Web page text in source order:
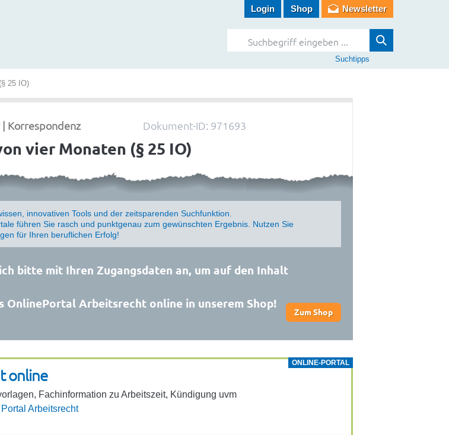
Login Shop Newsletter
Suchtipps
25 IO)
Dokument-ID: 971693
Korrespondenz
vier Monaten (§ 25 IO)
innovativen Tools und der zeitsparenden Suchfunktion.
führen Sie rasch und punktgenau zum gewünschten Ergebnis. Nutzen Sie
für Ihren beruflichen Erfolg!
bitte mit Ihren Zugangsdaten an, um auf den Inhalt
OnlinePortal Arbeitsrecht online in unserem Shop!
Zum Shop
ONLINE-PORTAL
online
Fach­in­for­ma­tion zu Arbeits­zeit, Kündi­gung uvm
Arbeits­recht